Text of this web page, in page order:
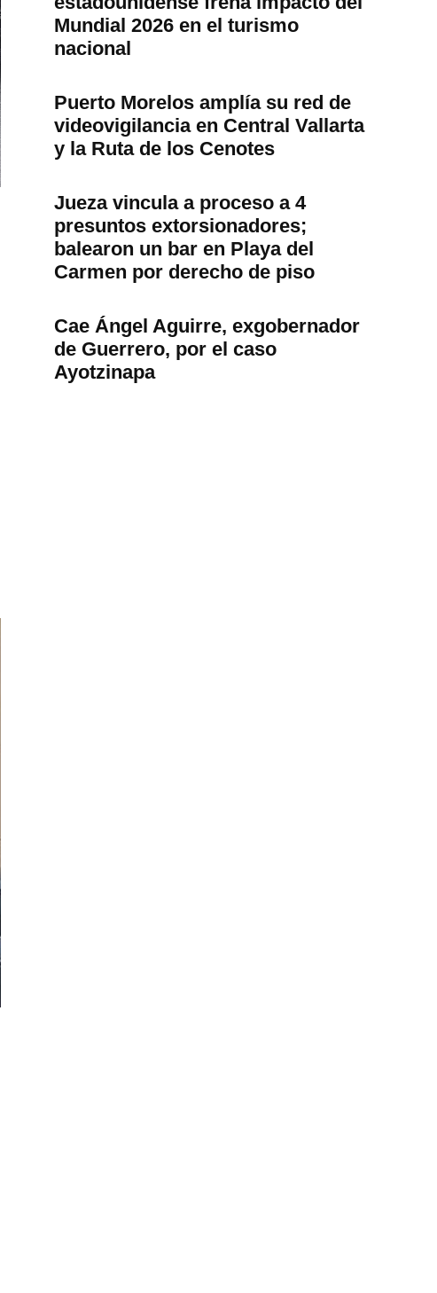
Mundial 2026 en el turismo
nacional
Puerto Morelos amplía su red de
videovigilancia en Central Vallarta
y la Ruta de los Cenotes
Jueza vincula a proceso a 4
presuntos extorsionadores;
balearon un bar en Playa del
Carmen por derecho de piso
Cae Ángel Aguirre, exgobernador
de Guerrero, por el caso
Ayotzinapa